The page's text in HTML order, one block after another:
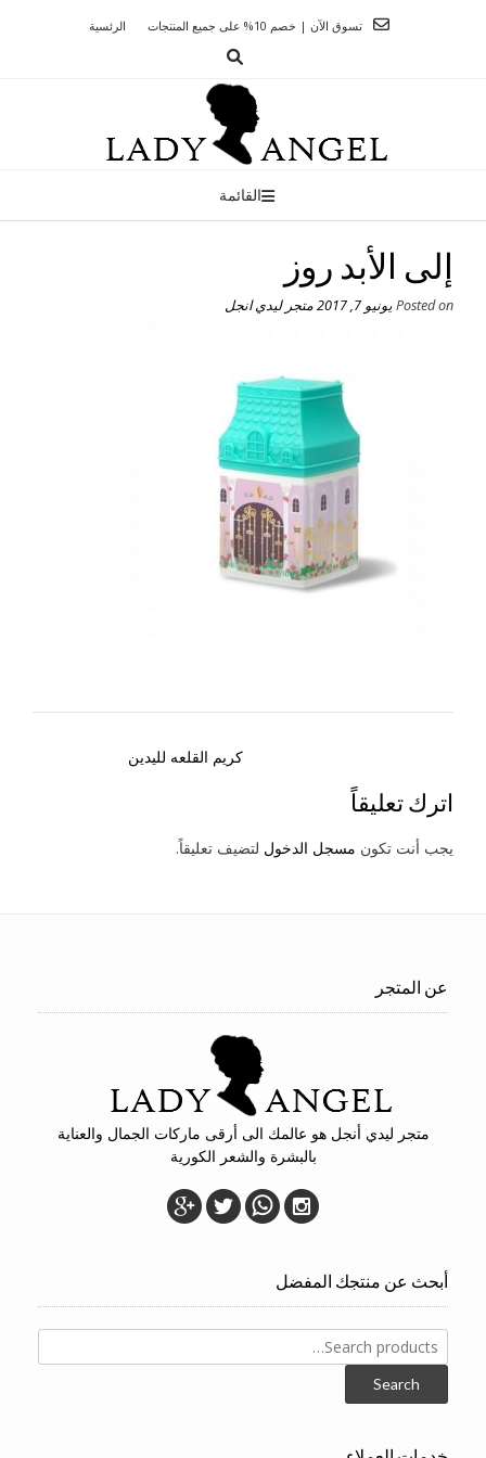
الرئسية تسوق الآن | خصم 10% على جميع المنتجات
القائمة
إلى الأبد روز
Posted onيونيو 7, 2017 متجر ليدي انجل
كريم القلعه لليدين
اترك تعليقاً
يجب أنت تكون مسجل الدخول لتضيف تعليقاً.
عن المتجر
متجر ليدي أنجل هو عالمك الى أرقى ماركات الجمال والعناية
بالبشرة والشعر الكورية
أبحث عن منتجك المفضل
Search
for:
Search